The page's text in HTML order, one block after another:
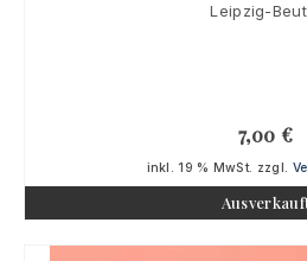
Leipzig-
7,00 €
inkl. 19 % MwSt. zzgl.